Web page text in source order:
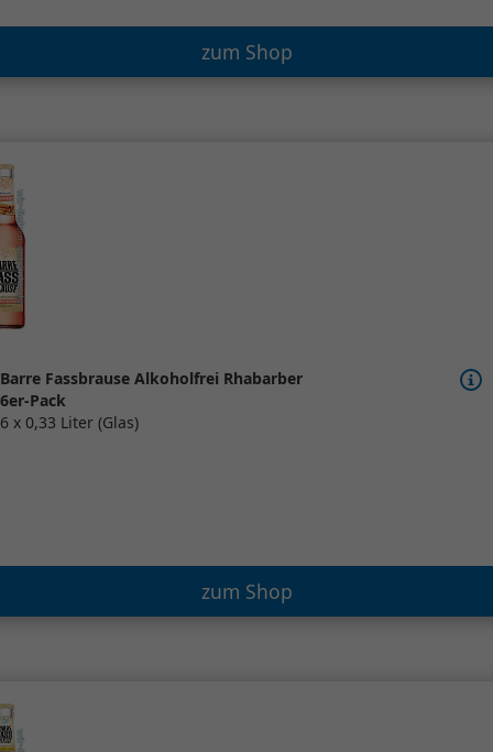
zum Shop
Barre Fassbrause Alkoholfrei Rhabarber
6er-Pack
6 x 0,33 Liter (Glas)
zum Shop